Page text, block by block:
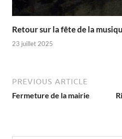
Retour sur la fête de la
23 juillet 2025
PREVIOUS ARTICLE
Fermeture de la mairie